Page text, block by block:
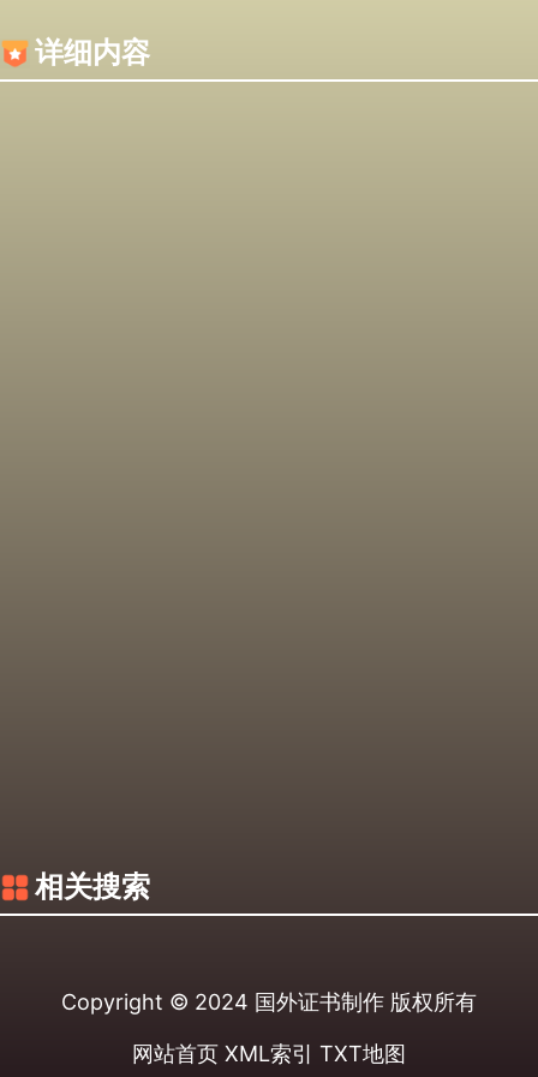
详细内容
相关搜索
Copyright © 2024 国外证书制作 版权所有
网站首页 XML索引 TXT地图